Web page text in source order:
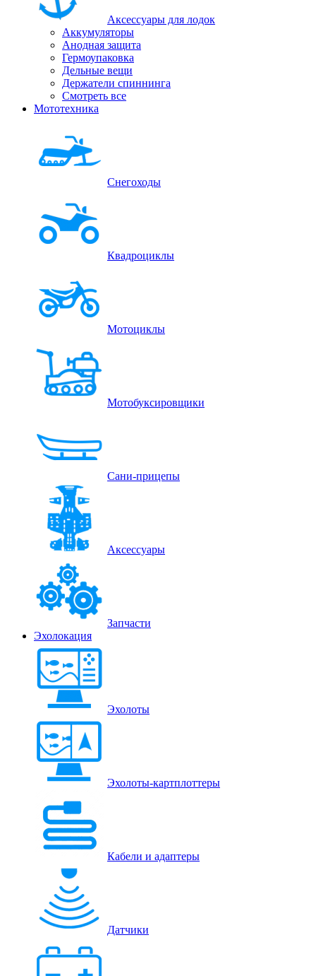
Аксессуары для лодок
Аккумуляторы
Анодная защита
Гермоупаковка
Дельные вещи
Держатели спиннинга
Смотреть все
Мототехника
Снегоходы
Квадроциклы
Мотоциклы
Мотобуксировщики
Сани-прицепы
Аксессуары
Запчасти
Эхолокация
Эхолоты
Эхолоты-картплоттеры
Кабели и адаптеры
Датчики